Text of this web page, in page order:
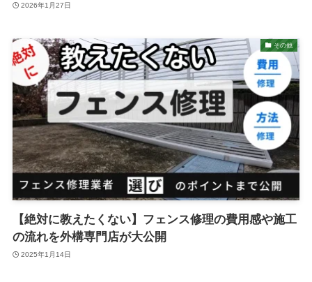
2026年1月27日
その他
【絶対に教えたくない】フェンス修理の費用感や施工
の流れを外構専門店が大公開
2025年1月14日